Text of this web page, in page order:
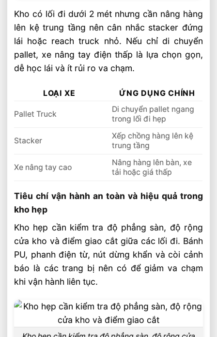
Kho có lối đi dưới 2 mét nhưng cần nâng hàng
lên kệ trung tầng nên cân nhắc stacker đứng
lái hoặc reach truck nhỏ. Nếu chỉ di chuyển
pallet, xe nâng tay điện thấp là lựa chọn gọn,
dễ học lái và ít rủi ro va chạm.
LOẠI XE ỨNG DỤNG CHÍNH
Pallet Truck
Di chuyển pallet ngang
trong lối đi hẹp
Stacker
Xếp chồng hàng lên kệ
trung tầng
Xe nâng tay cao
Nâng hàng lên bàn, xe
tải hoặc giá thấp
Tiêu chí vận hành an toàn và hiệu quả trong
kho hẹp
Kho hẹp cần kiểm tra độ phẳng sàn, độ rộng
cửa kho và điểm giao cắt giữa các lối đi. Bánh
PU, phanh điện từ, nút dừng khẩn và còi cảnh
báo là các trang bị nên có để giảm va chạm
khi vận hành liên tục.